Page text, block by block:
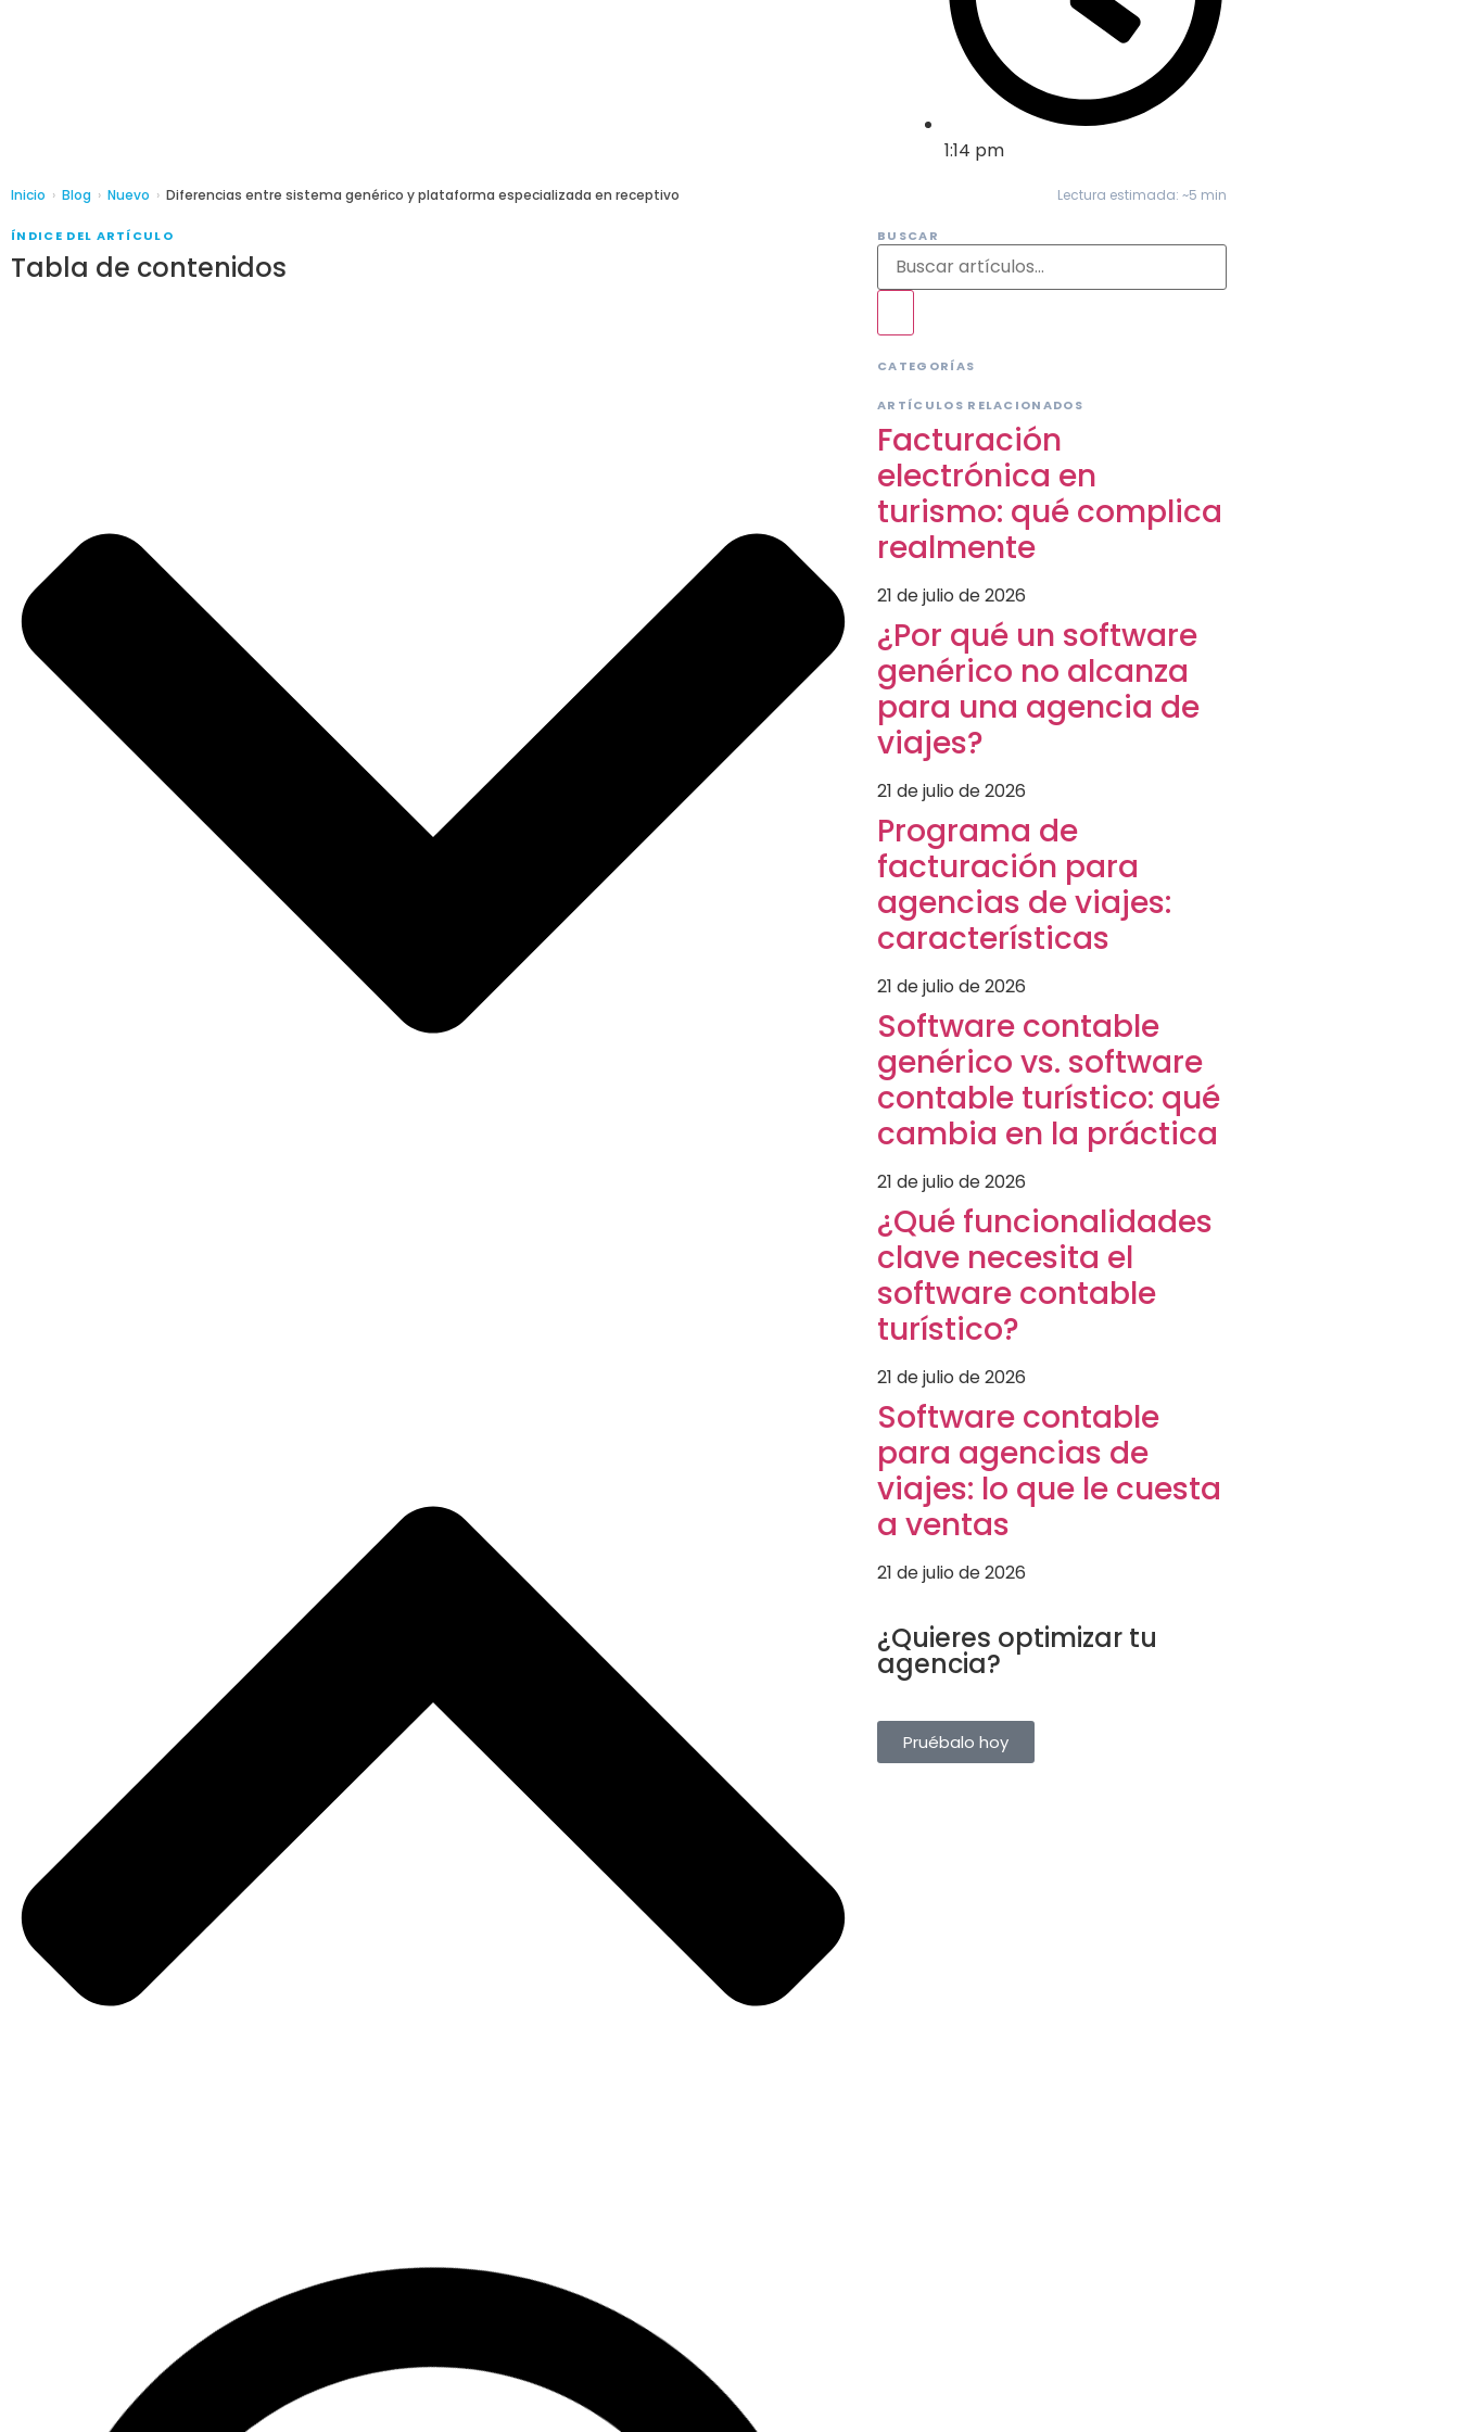
1:14 pm
Inicio › Blog › Nuevo › Diferencias entre sistema genérico y plataforma especializada en receptivo Lectura estimada: ~5 min
ÍNDICE DEL ARTÍCULO
Tabla de contenidos
BUSCAR
CATEGORÍAS
ARTÍCULOS RELACIONADOS
Facturación
electrónica en
turismo: qué complica
realmente
21 de julio de 2026
¿Por qué un software
genérico no alcanza
para una agencia de
viajes?
21 de julio de 2026
Programa de
facturación para
agencias de viajes:
características
21 de julio de 2026
Software contable
genérico vs. software
contable turístico: qué
cambia en la práctica
21 de julio de 2026
¿Qué funcionalidades
clave necesita el
software contable
turístico?
21 de julio de 2026
Software contable
para agencias de
viajes: lo que le cuesta
a ventas
21 de julio de 2026
¿Quieres optimizar tu
agencia?
Gestiona reservas, clientes y proveedores
Pruébalo hoy